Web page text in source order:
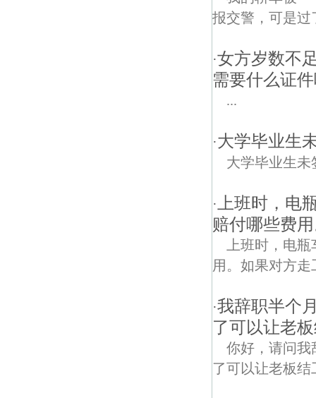
报交警，可是过
·女方岁数不
需要什么证
...
·大学毕业生
大学毕业生
·
上班时，电
赔付哪些费
上班时，电
用。如果对方
·我辞职半个
了可以让老
你好，请问我
了可以让老板结